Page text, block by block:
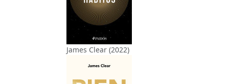
James Clear (2022)